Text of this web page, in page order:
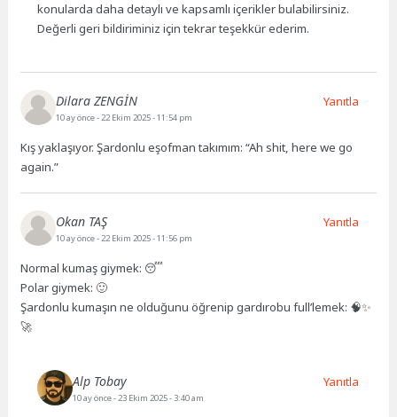
konularda daha detaylı ve kapsamlı içerikler bulabilirsiniz.
Değerli geri bildiriminiz için tekrar teşekkür ederim.
Dilara ZENGİN
10 ay önce- 22 Ekim 2025 - 11:54 pm
Kış yaklaşıyor. Şardonlu eşofman takımım: “Ah shit, here we go
again.”
Yanıtla
Okan TAŞ
10 ay önce- 22 Ekim 2025 - 11:56 pm
Normal kumaş giymek: 😴
Polar giymek: 🙂
Şardonlu kumaşın ne olduğunu öğrenip gardırobu full’lemek: 🧠✨
🚀
Yanıtla
Alp Tobay
10 ay önce- 23 Ekim 2025 - 3:40 am
Yanıtla